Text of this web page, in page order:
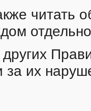
читать
за их